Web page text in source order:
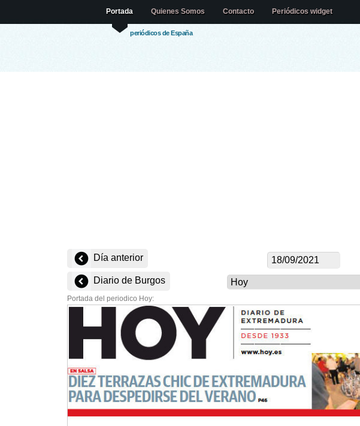
periódicos de España
Portada Quienes Somos Contacto Periódicos widget
Día anterior
Diario de Burgos
Portada del periodico Hoy: